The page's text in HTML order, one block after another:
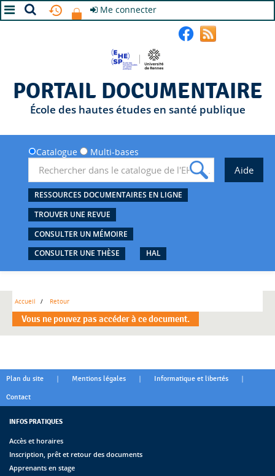
Me connecter
PORTAIL DOCUMENTAIRE
École des hautes études en santé publique
Catalogue Multi-bases
RESSOURCES DOCUMENTAIRES EN LIGNE
TROUVER UNE REVUE
CONSULTER UN MÉMOIRE
CONSULTER UNE THÈSE
HAL
Accueil Retour
Vous ne pouvez pas accéder à ce document.
Plan du site | Mentions légales | Informatique et libertés |
Contact
INFOS PRATIQUES
Accès et horaires
Inscription, prêt et retour des documents
Apprenants en stage